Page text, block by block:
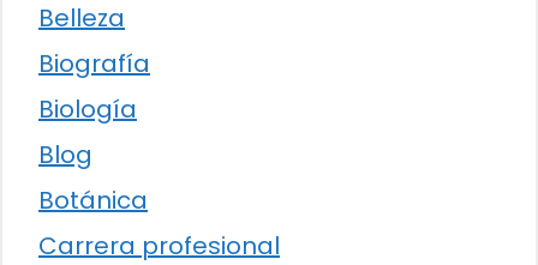
Belleza
Biografía
Biología
Blog
Botánica
Carrera profesional